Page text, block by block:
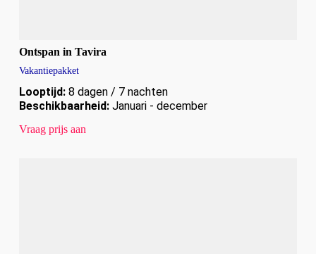
Ontspan in Tavira
Vakantiepakket
Looptijd:8 dagen / 7 nachten
Beschikbaarheid:Januari - december
Vraag prijs aan